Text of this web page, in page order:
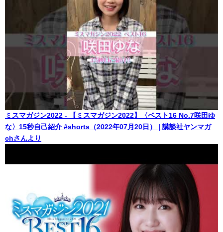
ミスマガジン2022 - 【ミスマガジン2022】〈ベスト16 No.7咲田ゆ
な〉15秒自己紹介 #shorts（2022年07月20日） | 講談社ヤンマガ
chさんより